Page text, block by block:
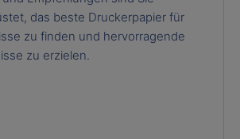
das beste Druckerpapier für
zu finden und hervorragende
zu erzielen.